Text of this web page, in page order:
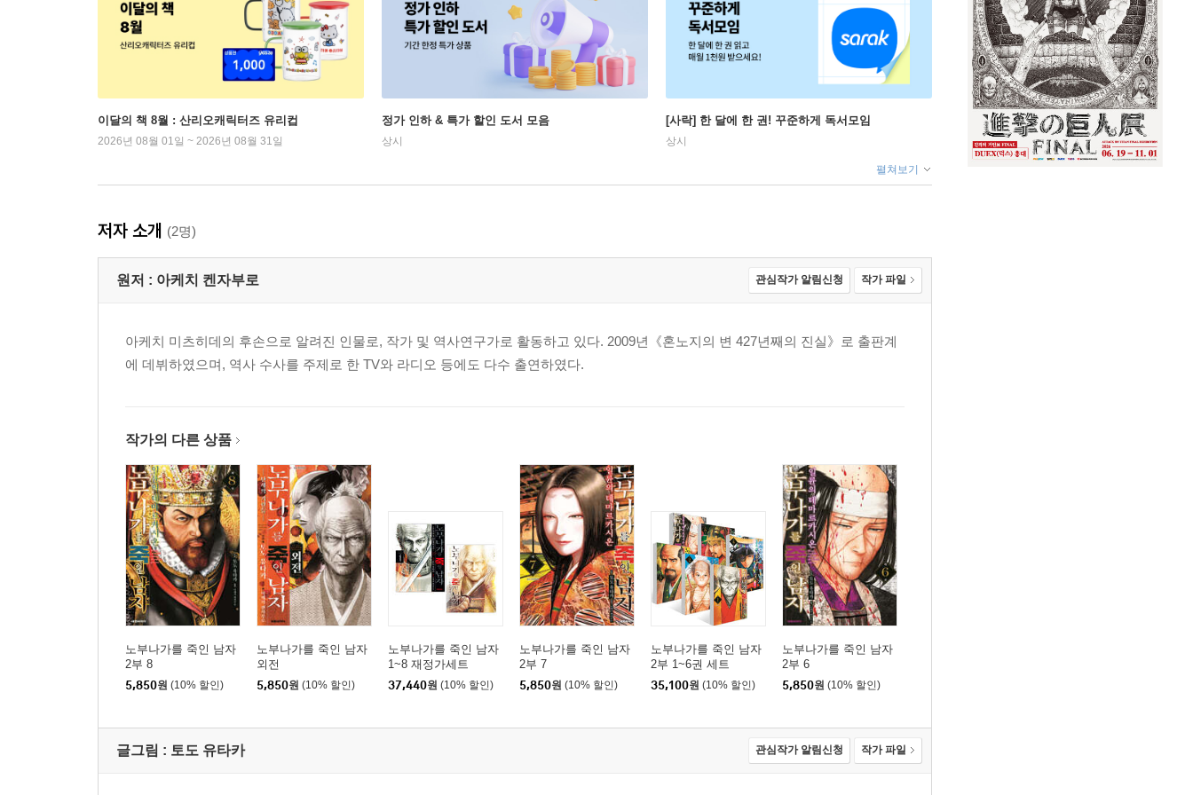
이달의 책 8월 : 산리오캐릭터즈 유리컵
2026년 08월 01일 ~ 2026년 08월 31일
정가 인하 & 특가 할인 도서 모음
상시
[사락] 한 달에 한 권! 꾸준하게 독서모임
상시
펼쳐보기
저자 소개 (2명)
원저 : 아케치 켄자부로 관심작가 알림신청 작가 파일
아케치 미츠히데의 후손으로 알려진 인물로, 작가 및 역사연구가로 활동하고 있다. 2009년《혼노지의 변 427년째의 진실》로 출판계
에 데뷔하였으며, 역사 수사를 주제로 한 TV와 라디오 등에도 다수 출연하였다.
작가의 다른 상품
노부나가를 죽인 남자
2부 8
5,850원 (10% 할인)
노부나가를 죽인 남자
외전
5,850원 (10% 할인)
노부나가를 죽인 남자
1~8 재정가세트
37,440원 (10% 할인)
노부나가를 죽인 남자
2부 7
5,850원 (10% 할인)
노부나가를 죽인 남자
2부 1~6권 세트
35,100원 (10% 할인)
노부나가를 죽인 남자
2부 6
5,850원 (10% 할인)
글그림 : 토도 유타카 관심작가 알림신청 작가 파일